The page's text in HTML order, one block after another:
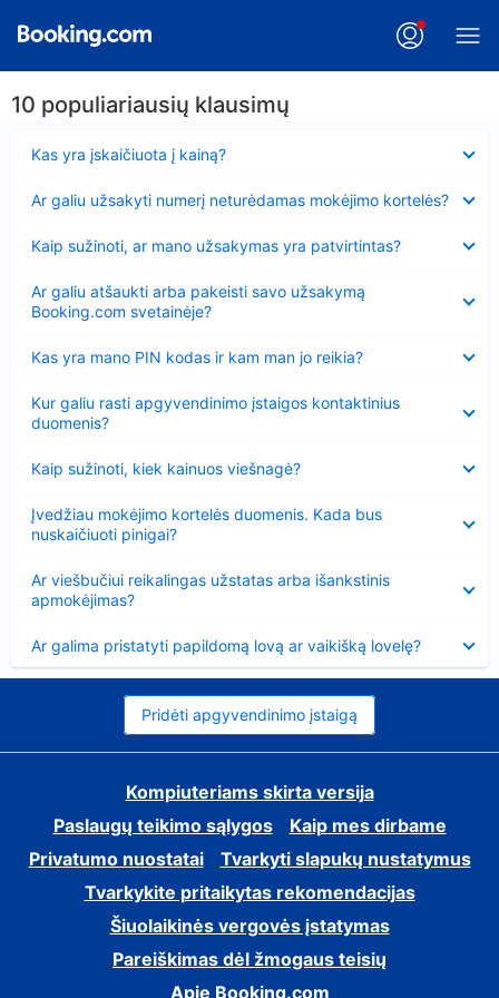
10 populiariausių klausimų
Kas yra įskaičiuota į kainą?
Ar galiu užsakyti numerį neturėdamas mokėjimo kortelės?
Kaip sužinoti, ar mano užsakymas yra patvirtintas?
Ar galiu atšaukti arba pakeisti savo užsakymą
Booking.com svetainėje?
Kas yra mano PIN kodas ir kam man jo reikia?
Kur galiu rasti apgyvendinimo įstaigos kontaktinius
duomenis?
Kaip sužinoti, kiek kainuos viešnagė?
Įvedžiau mokėjimo kortelės duomenis. Kada bus
nuskaičiuoti pinigai?
Ar viešbučiui reikalingas užstatas arba išankstinis
apmokėjimas?
Ar galima pristatyti papildomą lovą ar vaikišką lovelę?
Pridėti apgyvendinimo įstaigą
Kompiuteriams skirta versija
Paslaugų teikimo sąlygos
Kaip mes dirbame
Privatumo nuostatai
Tvarkyti slapukų nustatymus
Tvarkykite pritaikytas rekomendacijas
Šiuolaikinės vergovės įstatymas
Pareiškimas dėl žmogaus teisių
Apie Booking.com